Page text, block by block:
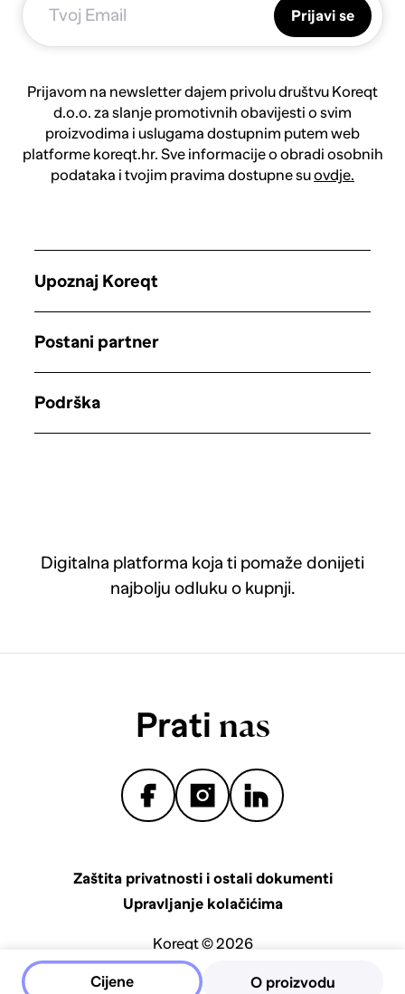
Cijene
Prijavi se
Prijavom na newsletter dajem privolu društvu Koreqt
d.o.o. za slanje promotivnih obavijesti o svim
proizvodima i uslugama dostupnim putem web
platforme koreqt.hr. Sve informacije o obradi osobnih
podataka i tvojim pravima dostupne suovdje.
Digitalna platforma koja ti pomaže donijeti
najbolju odluku o kupnji.
Upoznaj Koreqt
Postani partner
Podrška
Prati nas
Zaštita privatnosti i ostali dokumenti
Upravljanje kolačićima
Koreqt © 2026